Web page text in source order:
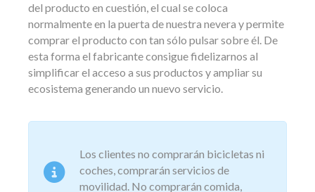
del producto en cuestión, el cual se coloca
normalmente en la puerta de nuestra nevera y permite
comprar el producto con tan sólo pulsar sobre él. De
esta forma el fabricante consigue fidelizarnos al
simplificar el acceso a sus productos y ampliar su
ecosistema generando un nuevo servicio.
Los clientes no comprarán bicicletas ni
coches, comprarán servicios de
movilidad. No comprarán comida,